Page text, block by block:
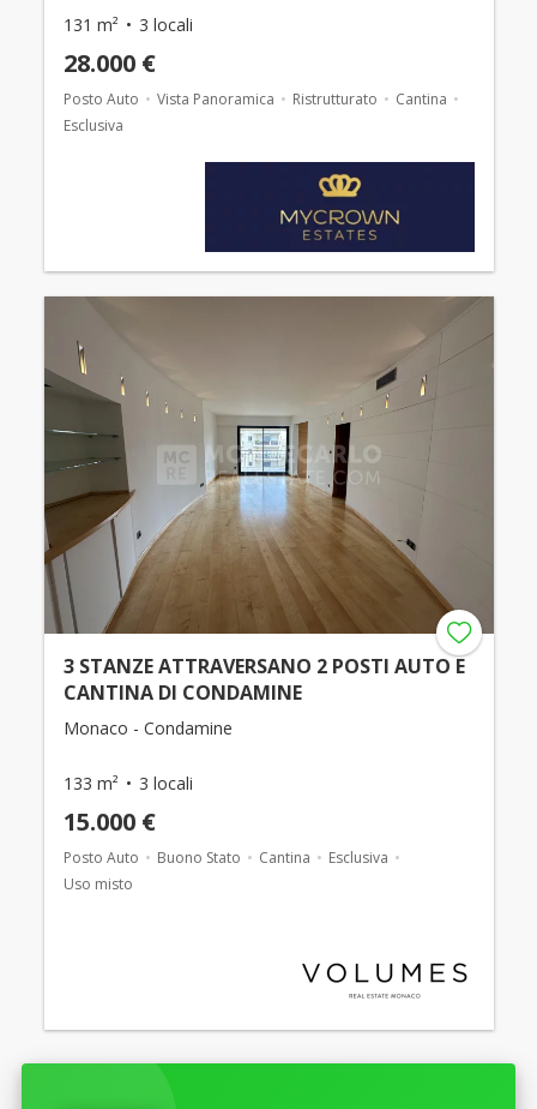
131 m² 3 locali
28.000 €
Posto Auto Vista Panoramica Ristrutturato
Cantina
Esclusiva
3 STANZE ATTRAVERSANO 2 POSTI AUTO E
CANTINA DI CONDAMINE
Monaco - Condamine
133 m² 3 locali
15.000 €
Posto Auto Buono Stato Cantina
Esclusiva
Uso misto